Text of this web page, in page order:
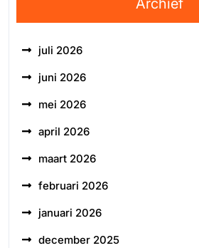
Archief
juli 2026
juni 2026
mei 2026
april 2026
maart 2026
februari 2026
januari 2026
december 2025